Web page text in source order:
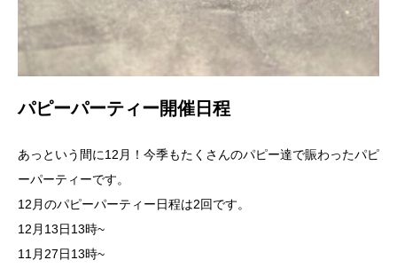
パピーパーティー開催日程
あっという間に12月！今季もたくさんのパピー達で賑わったパピ
ーパーティーです。
12月のパピーパーティー日程は2回です。
12月13日13時~
11月27日13時~